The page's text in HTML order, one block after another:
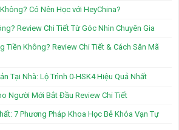
Có Nên Học với HeyChina?
Review Chi Tiết Từ Góc Nhìn Chuyên Gia
Tiền Không? Review Chi Tiết & Cách Săn Mã
Tại Nhà: Lộ Trình 0-HSK4 Hiệu Quả Nhất
Người Mới Bắt Đầu Review Chi Tiết
7 Phương Pháp Khoa Học Bẻ Khóa Vạn Tự